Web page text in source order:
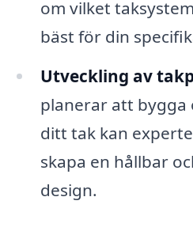
om vilket
bäst för din
Utveckling av
planerar att bygga
ditt tak kan
skapa en hållbar
design.